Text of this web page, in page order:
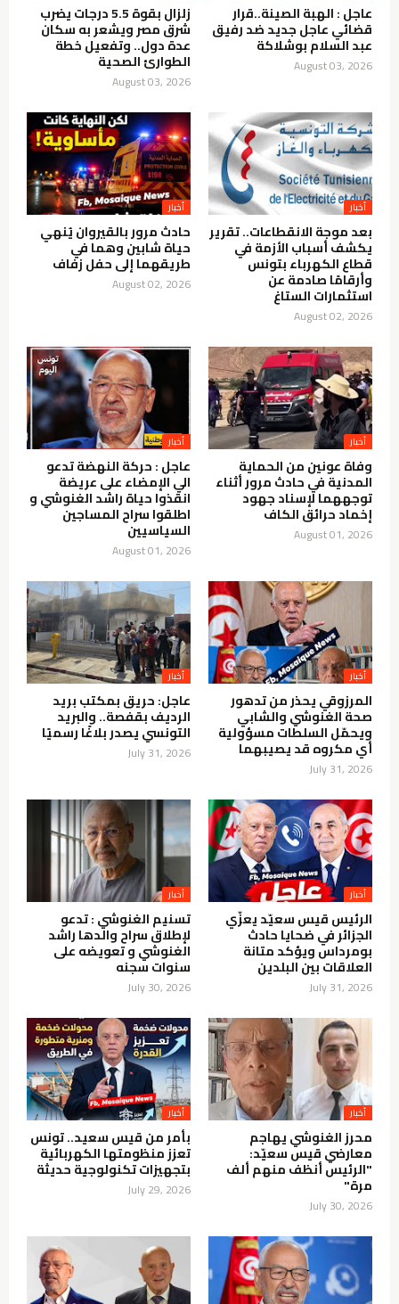
عاجل : الهبة الصينة..قرار
قضائي عاجل جديد ضد رفيق
عبد السلام بوشلاكة
August 03, 2026
زلزال بقوة 5.5 درجات يضرب
شرق مصر ويشعر به سكان
عدة دول.. وتفعيل خطة
الطوارئ الصحية
August 03, 2026
أخبار
بعد موجة الانقطاعات.. تقرير
يكشف أسباب الأزمة في
قطاع الكهرباء بتونس
وأرقامًا صادمة عن
استثمارات الستاغ
August 02, 2026
أخبار
حادث مرور بالقيروان يُنهي
حياة شابين وهما في
طريقهما إلى حفل زفاف
August 02, 2026
أخبار
وفاة عونين من الحماية
المدنية في حادث مرور أثناء
توجههما لإسناد جهود
إخماد حرائق الكاف
August 01, 2026
أخبار
عاجل : حركة النهضة تدعو
الي الإمضاء على عريضة
انقذوا حياة راشد الغنوشي و
اطلقوا سراح المساجين
السياسيين
August 01, 2026
أخبار
المرزوقي يحذر من تدهور
صحة الغنوشي والشابي
ويحمّل السلطات مسؤولية
أي مكروه قد يصيبهما
July 31, 2026
أخبار
عاجل: حريق بمكتب بريد
الرديف بقفصة.. والبريد
التونسي يصدر بلاغًا رسميًا
July 31, 2026
أخبار
الرئيس قيس سعيّد يعزّي
الجزائر في ضحايا حادث
بومرداس ويؤكد متانة
العلاقات بين البلدين
July 31, 2026
أخبار
تسنيم الغنوشي : تدعو
لإطلاق سراح والدها راشد
الغنوشي و تعويضه على
سنوات سجنه
July 30, 2026
أخبار
محرز الغنوشي يهاجم
معارضي قيس سعيّد:
"الرئيس أنظف منهم ألف
مرة"
July 30, 2026
أخبار
بأمر من قيس سعيد.. تونس
تعزز منظومتها الكهربائية
بتجهيزات تكنولوجية حديثة
July 29, 2026